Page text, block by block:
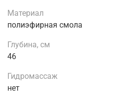
Материал
полиэфирная смола
Глубина, см
46
Гидромассаж
нет